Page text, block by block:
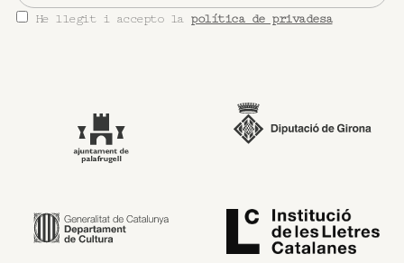
He llegit i accepto la política de privadesa